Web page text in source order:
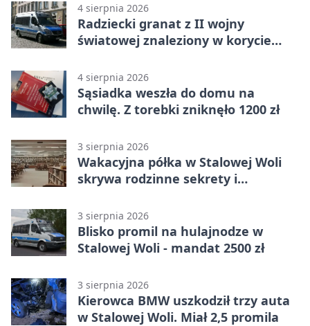
4 sierpnia 2026
Radziecki granat z II wojny
światowej znaleziony w korycie
4 sierpnia 2026
Sąsiadka weszła do domu na
chwilę. Z torebki zniknęło 1200 zł
3 sierpnia 2026
Wakacyjna półka w Stalowej Woli
skrywa rodzinne sekrety i
3 sierpnia 2026
Blisko promil na hulajnodze w
Stalowej Woli - mandat 2500 zł
3 sierpnia 2026
Kierowca BMW uszkodził trzy auta
w Stalowej Woli. Miał 2,5 promila